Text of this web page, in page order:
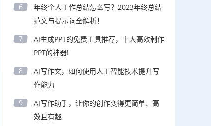
6
年终个人工作总结怎么写？2023年终总结
范文与提示词全解析！
7
AI生成PPT的免费工具推荐，十大高效制作
PPT的神器!
8
AI写作文，如何使用人工智能技术提升写
作能力
9
AI写作助手，让你的创作变得更简单、高
效且有趣